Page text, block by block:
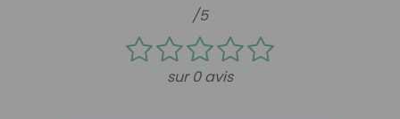
/5
sur 0 avis